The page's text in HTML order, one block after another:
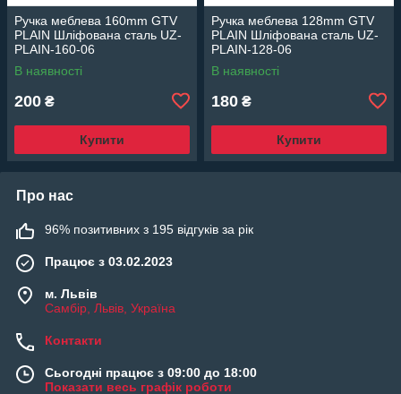
Ручка меблева 160mm GTV
PLAIN Шліфована сталь UZ-
PLAIN-160-06
В наявності
200 ₴
Купити
Ручка меблева 128mm GTV
PLAIN Шліфована сталь UZ-
PLAIN-128-06
В наявності
180 ₴
Купити
Про нас
96% позитивних з 195 відгуків за рік
Працює з 03.02.2023
м. Львів
Самбір, Львів, Україна
Контакти
Сьогодні працює з 09:00 до 18:00
Показати весь графік роботи